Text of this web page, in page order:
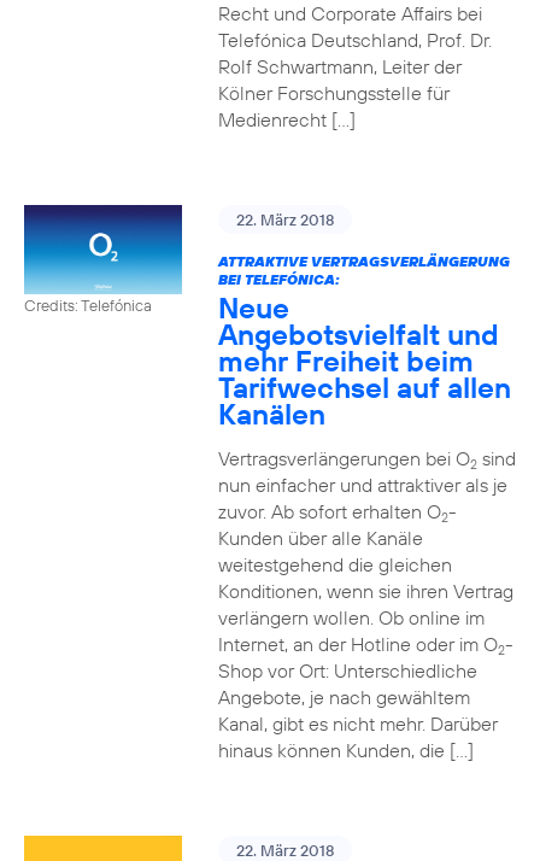
Recht und Corporate Affairs bei
Telefónica Deutschland, Prof. Dr.
Rolf Schwartmann, Leiter der
Kölner Forschungsstelle für
Medienrecht […]
Credits: Telefónica
22. März 2018
ATTRAKTIVE VERTRAGSVERLÄNGERUNG
BEI TELEFÓNICA:
Neue
Angebotsvielfalt und
mehr Freiheit beim
Tarifwechsel auf allen
Kanälen
Vertragsverlängerungen bei O2sind
nun einfacher und attraktiver als je
zuvor. Ab sofort erhalten O2-
Kunden über alle Kanäle
weitestgehend die gleichen
Konditionen, wenn sie ihren Vertrag
verlängern wollen. Ob online im
Internet, an der Hotline oder im O2-
Shop vor Ort: Unterschiedliche
Angebote, je nach gewähltem
Kanal, gibt es nicht mehr. Darüber
hinaus können Kunden, die […]
22. März 2018